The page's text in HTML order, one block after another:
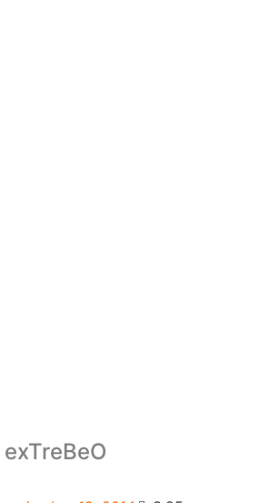
exTreBeO